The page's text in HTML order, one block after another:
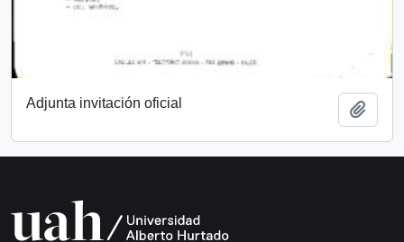
Adjunta invitación oficial